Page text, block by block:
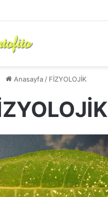
Anasayfa / FİZYOLOJİK